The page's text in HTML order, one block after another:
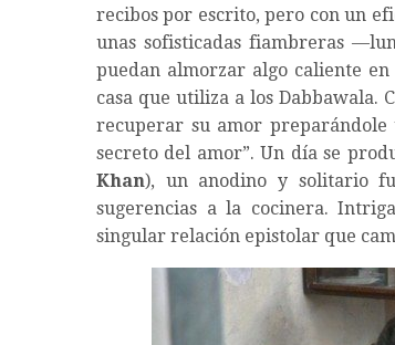
recibos por escrito, pero con un
unas sofisticadas fiambreras
puedan almorzar algo caliente
casa que utiliza a los Dabbawala.
recuperar su amor preparándole
secreto del amor”. Un día se
Khan), un anodino y solitario
sugerencias a la cocinera.
singular relación epistolar que